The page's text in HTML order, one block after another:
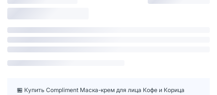
🏪 Купить Compliment Маска-крем для лица Кофе и Корица